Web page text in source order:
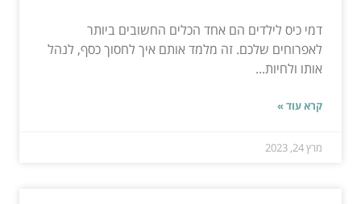
דמי כיס לילדים הם אחד הכלים החשובים ביותר
לאפרוחים שלכם. זה מלמד אותם איך לחסוך כסף, לנהל
אותו ולחיות...
קרא עוד »
מרץ 24, 2023